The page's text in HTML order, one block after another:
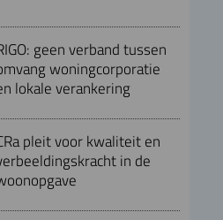
geen verband tussen
woningcorporatie
lokale verankering
pleit voor kwaliteit en
in de